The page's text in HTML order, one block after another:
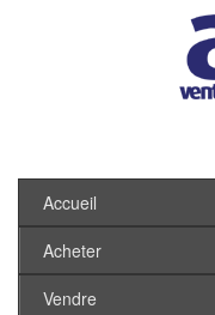
Accueil
Acheter
Vendre